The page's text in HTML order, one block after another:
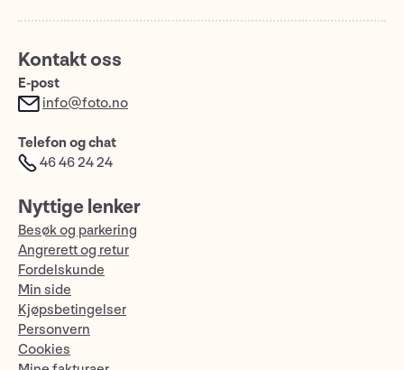
Kontakt oss
E-post
info@foto.no
Telefon og chat
46 46 24 24
Nyttige lenker
Besøk og parkering
Angrerett og retur
Fordelskunde
Min side
Kjøpsbetingelser
Personvern
Cookies